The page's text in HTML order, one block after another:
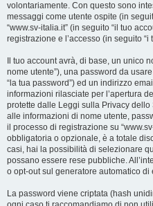
volontariamente. Con questo sono
messaggi come utente ospite (in
“www.sv-italia.it” (in seguito “il tuo
registrazione e l’accesso (in seguito “i
Il tuo account avrà, di base, un unico
nome utente”), una password da
“la tua password”) ed un indirizzo
informazioni rilasciate per l’apertura
protette dalle Leggi sulla Privacy
alle informazioni di nome utente,
il processo di registrazione su
obbligatoria o opzionale, è a totale
casi, hai la possibilità di selezionare
possano essere rese pubbliche.
o opt-out sul generatore automatico
La password viene criptata (hash